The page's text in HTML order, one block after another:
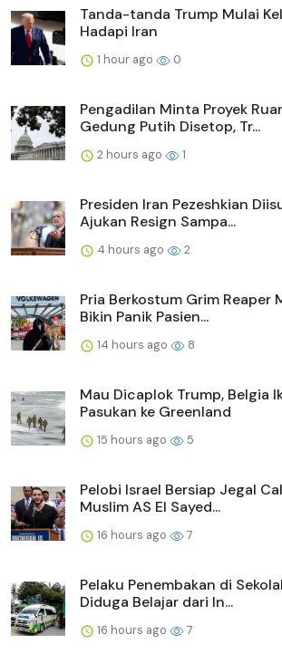
Tanda-tanda Trump Mulai
Hadapi Iran
1 hour ago 0
Pengadilan Minta Proyek
Gedung Putih Disetop, Tr...
2 hours ago 1
Presiden Iran Pezeshkian
Ajukan Resign Sampa...
4 hours ago 2
Pria Berkostum Grim Reaper
Bikin Panik Pasien...
14 hours ago 8
Mau Dicaplok Trump, Belgia
Pasukan ke Greenland
15 hours ago 5
Pelobi Israel Bersiap Jegal
Muslim AS El Sayed...
16 hours ago 7
Pelaku Penembakan di
Diduga Belajar dari In...
16 hours ago 7